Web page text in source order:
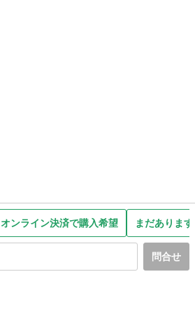
オンライン決済で購入希望 まだありま
問合せ